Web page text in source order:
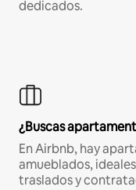
dedicados.
¿Buscas
En Airbnb, hay
amueblados,
traslados y